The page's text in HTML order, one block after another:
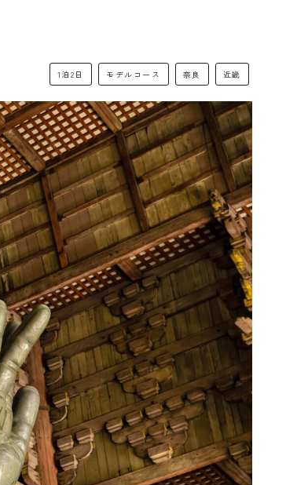
1泊2日 モデルコース 奈良 近畿